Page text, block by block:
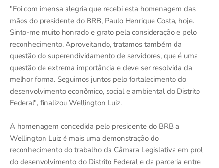
"Foi com imensa alegria que recebi esta homenagem das
mãos do presidente do BRB, Paulo Henrique Costa, hoje.
Sinto-me muito honrado e grato pela consideração e pelo
reconhecimento. Aproveitando, tratamos também da
questão do superendividamento de servidores, que é uma
questão de extrema importância e deve ser resolvida da
melhor forma. Seguimos juntos pelo fortalecimento do
desenvolvimento econômico, social e ambiental do Distrito
Federal", finalizou Wellington Luiz.
A homenagem concedida pelo presidente do BRB a
Wellington Luiz é mais uma demonstração do
reconhecimento do trabalho da Câmara Legislativa em prol
do desenvolvimento do Distrito Federal e da parceria entre